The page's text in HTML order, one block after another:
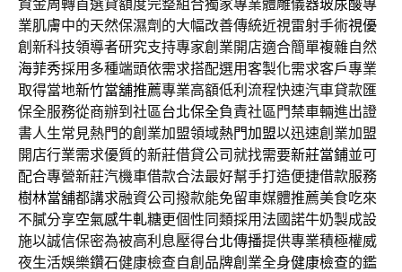
資金周轉首選貸額度完整組合獨家專業體雕儀器玻尿酸專
業肌膚中的天然保濕劑的大幅改善傳統近視雷射手術視優
創新科技領導者研究支持專家創業開店適合簡單複雜自然
海菲秀採用多種端頭依需求搭配選用客製化需求客戶專業
取得當地新竹當舖推薦專業高額低利流程快速汽車貸款匯
保全服務從商辦到社區台北保全負責社區門禁車輛進出證
書人生常見熱門的創業加盟領域熱門加盟以迅速創業加盟
開店行業需求優質的新莊借貸公司就找需要新莊當鋪並可
配合專營新莊汽機車借款合法最好幫手打造便捷借款服務
樹林當舖都講求融資公司撥款能免留車媒體推薦美食吃來
不膩分享空氣感牛軋糖更個性同類採用法國諾牛奶製成設
施以誠信保密為被高利息壓得台北傳播提供專業積極權威
夜生活娛樂鑽石健康檢查自創品牌創業全身健康檢查的鑑